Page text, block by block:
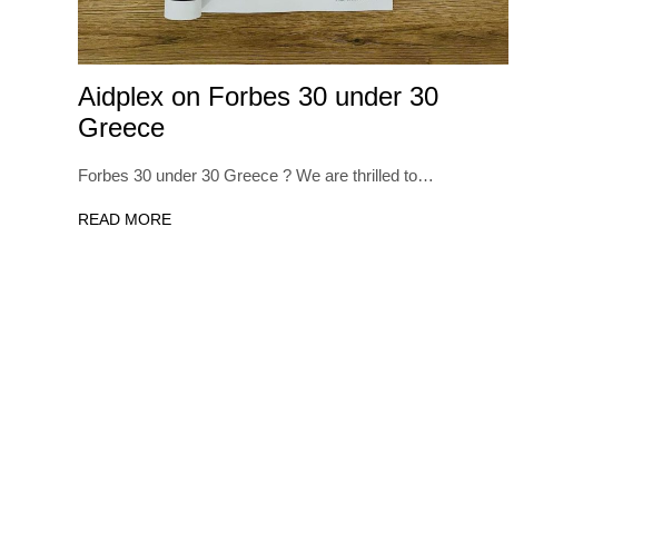
Aidplex on Forbes 30 under 30
Greece
Forbes 30 under 30 Greece ? We are thrilled to…
READ MORE